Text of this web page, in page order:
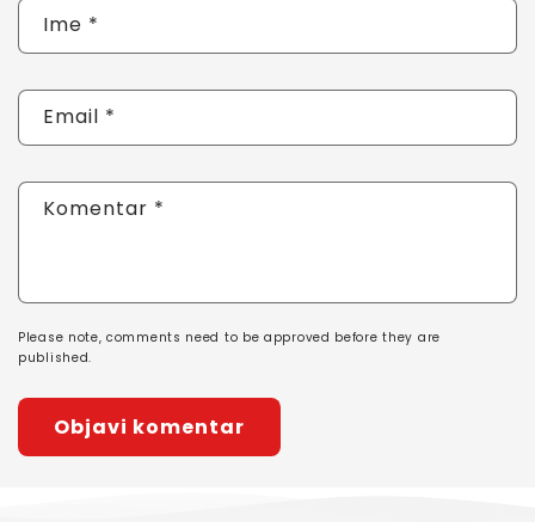
Ime *
Email *
Komentar *
Please note, comments need to be approved before they are
published.